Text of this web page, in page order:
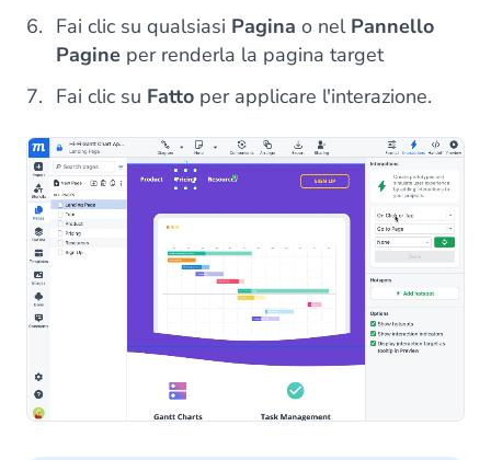
Fai clic su qualsiasi Pagina o nel Pannello
Pagine per renderla la pagina target
Fai clic su Fatto per applicare l'interazione.